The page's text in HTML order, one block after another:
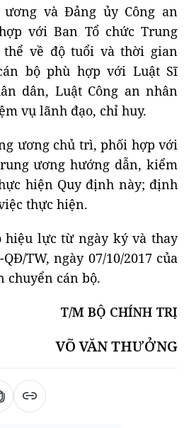
và Đảng ủy Công an
với Ban Tổ chức Trung
về độ tuổi và thời gian
bộ phù hợp với Luật Sĩ
dân, Luật Công an nhân
vụ lãnh đạo, chỉ huy.
ương chủ trì, phối hợp với
ương hướng dẫn, kiểm
hiện Quy định này; định
thực hiện.
hiệu lực từ ngày ký và thay
TW, ngày 07/10/2017 của
chuyển cán bộ.
T/M BỘ CHÍNH TRỊ
VÕ VĂN THƯỞNG